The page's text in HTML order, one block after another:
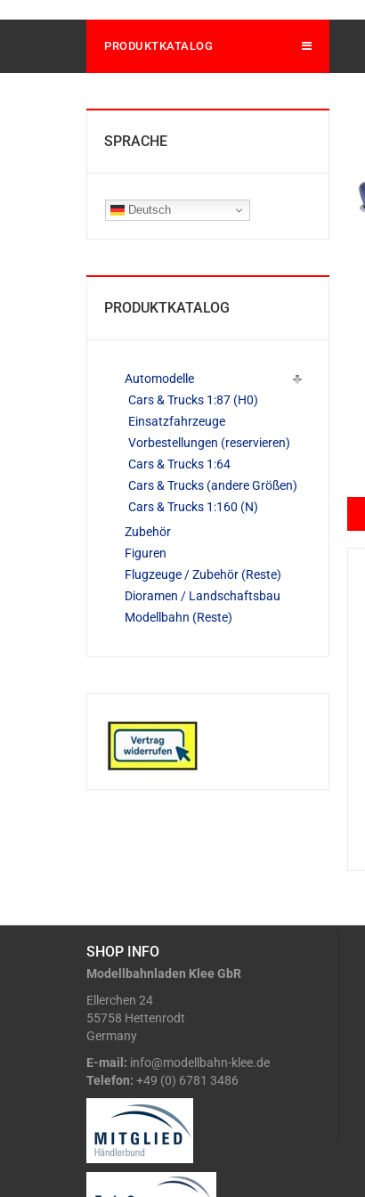
PRODUKTKATALOG
SPRACHE
Deutsch
PRODUKTKATALOG
Automodelle
Cars & Trucks 1:87 (H0)
Einsatzfahrzeuge
Vorbestellungen (reservieren)
Cars & Trucks 1:64
Cars & Trucks (andere Größen)
Cars & Trucks 1:160 (N)
Zubehör
Figuren
Flugzeuge / Zubehör (Reste)
Dioramen / Landschaftsbau
Modellbahn (Reste)
SHOP INFO
Modellbahnladen Klee GbR
Ellerchen 24
55758 Hettenrodt
Germany
E-mail: info@modellbahn-klee.de
Telefon: +49 (0) 6781 3486